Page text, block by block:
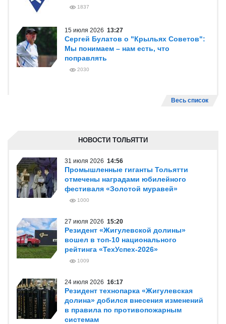
1837
15 июля 2026 13:27
Сергей Булатов о "Крыльях Советов":
Мы понимаем – нам есть, что
поправлять
2030
Весь список
НОВОСТИ ТОЛЬЯТТИ
31 июля 2026 14:56
Промышленные гиганты Тольятти
отмечены наградами юбилейного
фестиваля «Золотой муравей»
1000
27 июля 2026 15:20
Резидент «Жигулевской долины»
вошел в топ-10 национального
рейтинга «ТехУспех-2026»
1009
24 июля 2026 16:17
Резидент технопарка «Жигулевская
долина» добился внесения изменений
в правила по противопожарным
системам